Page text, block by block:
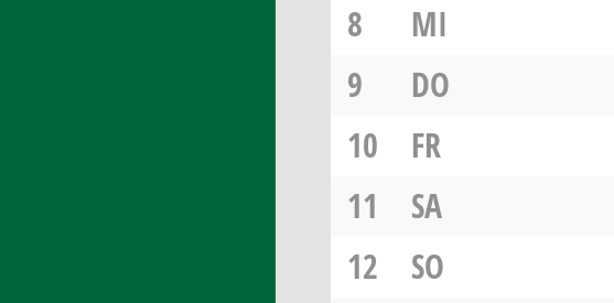
8
MI
9
DO
10
FR
11
SA
12
SO